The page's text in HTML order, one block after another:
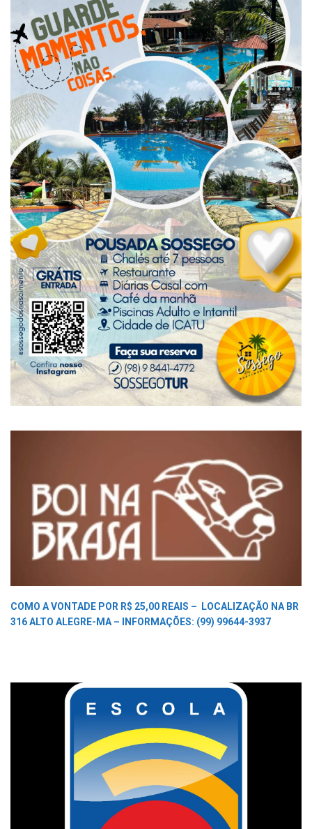
COMO A VONTADE POR R$ 25,00 REAIS –
LOCALIZAÇÃO NA BR
316 ALTO ALEGRE-MA –
INFORMAÇÕES: (99) 99644-3937